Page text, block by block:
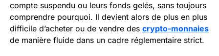
compte suspendu ou leurs fonds gelés, sans toujours
comprendre pourquoi. Il devient alors de plus en plus
difficile d’acheter ou de vendre des crypto-monnaies
de manière fluide dans un cadre réglementaire strict.